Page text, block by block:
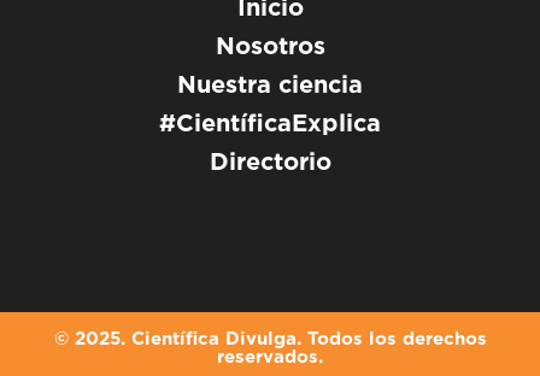
Inicio
Nosotros
Nuestra ciencia
#CientíficaExplica
Directorio
© 2025. Científica Divulga. Todos los derechos
reservados.